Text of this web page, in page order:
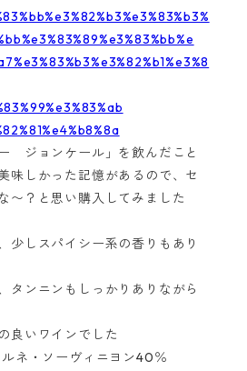
ジョンケール」を飲んだこと
味しかった記憶があるので、セ
〜？と思い購入してみました
少しスパイシー系の香りもあり
タンニンもしっかりありながら
良いワインでした
ネ・ソーヴィニヨン40％